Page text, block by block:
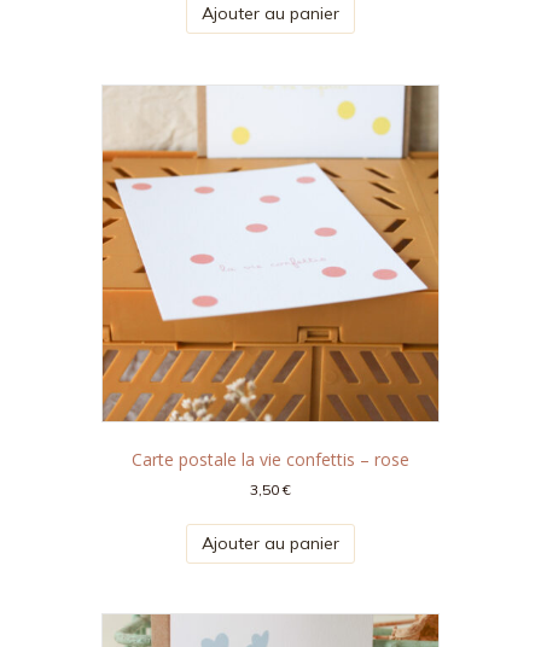
Ajouter au panier
Carte postale la vie confettis – rose
3,50€
Ajouter au panier